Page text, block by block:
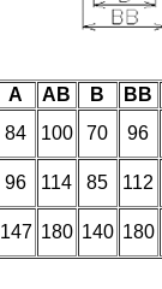
А АВ В
ВВ
84 100 70
96
96 114 85
112
147 180 140 180